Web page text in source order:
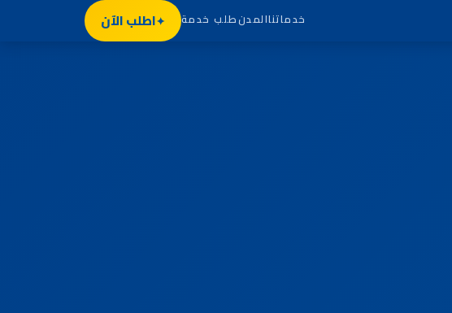
خدماتناالمدنطلب خدمة اطلب الآن